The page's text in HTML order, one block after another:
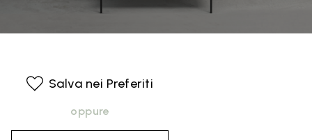
Salva nei Preferiti
oppure